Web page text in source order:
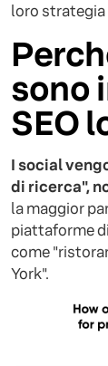
loro strategia
sono
SEO
I social
di ricerca",
la maggior
piattaforme
come
York".